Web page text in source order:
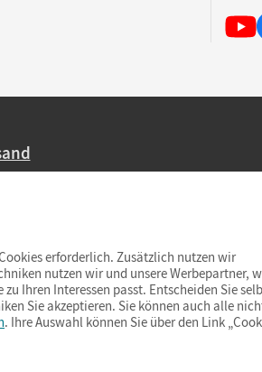
liefern wir versandkostenfrei
erforderlich. Zusätzlich nutzen wir
nutzen wir und unsere Werbepartner,
Ihren Interessen passt. Entscheiden Sie
Sie akzeptieren. Sie können auch alle
. Ihre Auswahl können Sie über den Link